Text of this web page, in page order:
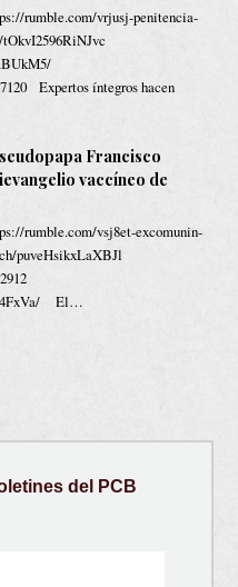
rumble.com/vrjusj-penitencia-
Expertos íntegros hacen
Francisco
vaccíneo de
rumble.com/vsj8et-excomunin-
puveHsikxLaXBJl
El…
del PCB